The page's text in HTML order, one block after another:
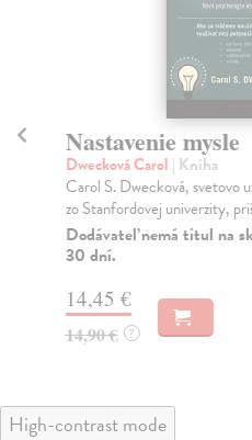
Nastavenie mysle
Dwecková Carol | Kniha
Carol S. Dwecková, svetovo
zo Stanfordovej univerzity,
Dodávateľ nemá titul na
30 dní.
14,45 €
14,90 € ?
High-contrast mode